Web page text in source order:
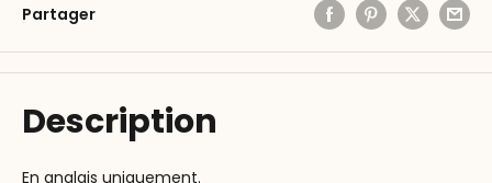
Partager
Description
En anglais uniquement.